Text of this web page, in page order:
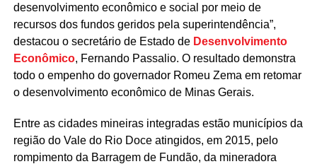
desenvolvimento econômico e social por meio de
recursos dos fundos geridos pela superintendência”,
destacou o secretário de Estado de Desenvolvimento
Econômico, Fernando Passalio. O resultado demonstra
todo o empenho do governador Romeu Zema em retomar
o desenvolvimento econômico de Minas Gerais.
Entre as cidades mineiras integradas estão municípios da
região do Vale do Rio Doce atingidos, em 2015, pelo
rompimento da Barragem de Fundão, da mineradora